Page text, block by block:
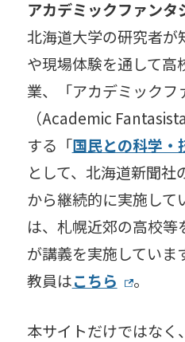
アカデミックファンタ
北海道大学の研究者が
や現場体験を通して高
業、「アカデミックフ
（Academic
する「国民との科学・
として、北海道新聞
から継続的に実施して
は、札幌近郊の高校
が講義を実施していま
教員はこちら 。
本サイトだけではな